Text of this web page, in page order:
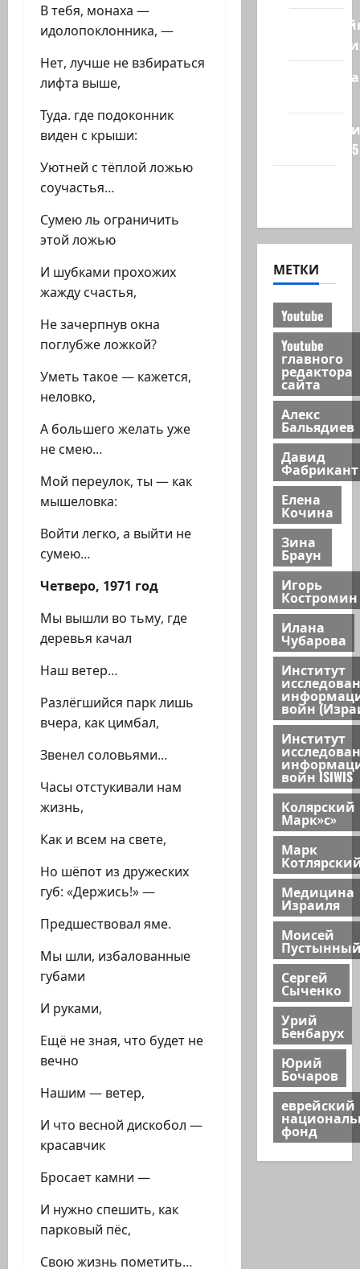
В тебя, монаха —
идолопоклонника, —
Нет, лучше не взбираться
лифта выше,
Туда. где подоконник
виден с крыши:
Уютней с тёплой ложью
соучастья…
Сумею ль ограничить
этой ложью
И шубками прохожих
жажду счастья,
Не зачерпнув окна
поглубже ложкой?
Уметь такое — кажется,
неловко,
А большего желать уже
не смею…
Мой переулок, ты — как
мышеловка:
Войти легко, а выйти не
сумею…
Четверо, 1971 год
Мы вышли во тьму, где
деревья качал
Наш ветер…
Разлёгшийся парк лишь
вчера, как цимбал,
Звенел соловьями…
Часы отстукивали нам
жизнь,
Как и всем на свете,
Но шёпот из дружеских
губ: «Держись!» —
Предшествовал яме.
Мы шли, избалованные
губами
И руками,
Ещё не зная, что будет не
вечно
Нашим — ветер,
И что весной дискобол —
красавчик
Бросает камни —
И нужно спешить, как
парковый пёс,
Свою жизнь пометить…
Полемика
сайта 2025
МЕТКИ
Youtube
Youtube
главного
редактора
сайта
Алекс
Бальядиев
Давид
Фабрикант
Елена
Кочина
Зина
Браун
Игорь
Костромин
Илана
Чубарова
Институт
войн
Институт
войн ISIWIS
Колярский
Марк»с»
Марк
Медицина
Израиля
Моисей
Сергей
Сыченко
Урий
Бенбарух
Юрий
Бочаров
еврейский
фонд